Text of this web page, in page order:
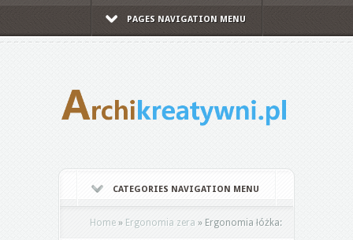
PAGES NAVIGATION MENU
CATEGORIES NAVIGATION MENU
Home » Ergonomia zera » Ergonomia łóżka: